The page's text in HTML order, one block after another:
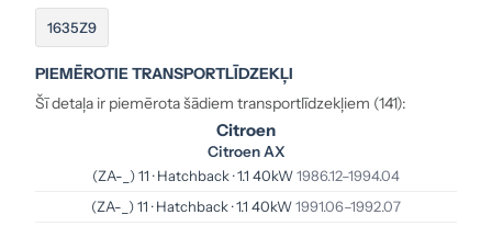
1635Z9
PIEMĒROTIE TRANSPORTLĪDZEKĻI
Šī detaļa ir piemērota šādiem transportlīdzekļiem (141):
Citroen
Citroen AX
(ZA-_) 11 · Hatchback · 1.1 40kW1986.12–1994.04
(ZA-_) 11 · Hatchback · 1.1 40kW1991.06–1992.07